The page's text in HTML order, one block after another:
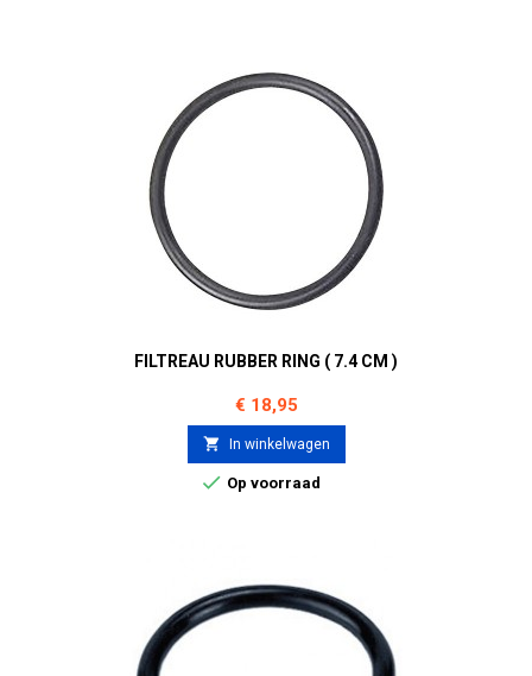
FILTREAU RUBBER RING ( 7.4 CM )
Prijs
€ 18,95
 In winkelwagen
 Op voorraad